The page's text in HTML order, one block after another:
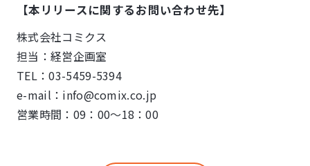
【本リリースに関するお問い合わせ先】
株式会社コミクス
担当：経営企画室
TEL：03-5459-5394
e-mail：info@comix.co.jp
営業時間：09：00～18：00